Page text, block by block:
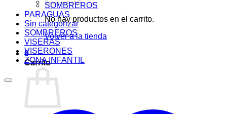
No hay productos en el carrito.
Volver a la tienda
0
Carrito
SOMBREROS
PARAGUAS
Sin categorizar
SOMBREROS
VISERAS
VISERONES
ZONA INFANTIL